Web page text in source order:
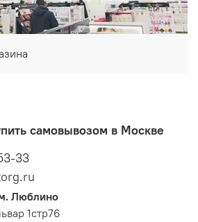
самовывозом в Москве
33
Люблино
1стр76